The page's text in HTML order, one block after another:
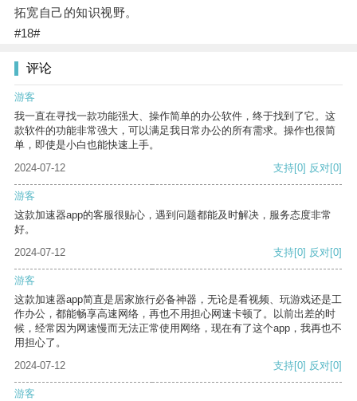
拓宽自己的知识视野。
#18#
评论
游客
我一直在寻找一款功能强大、操作简单的办公软件，终于找到了它。这
款软件的功能非常强大，可以满足我日常办公的所有需求。操作也很简
单，即使是小白也能快速上手。
2024-07-12
支持[0] 反对[0]
游客
这款加速器app的客服很贴心，遇到问题都能及时解决，服务态度非常
好。
2024-07-12
支持[0] 反对[0]
游客
这款加速器app简直是居家旅行必备神器，无论是看视频、玩游戏还是工
作办公，都能畅享高速网络，再也不用担心网速卡顿了。以前出差的时
候，经常因为网速慢而无法正常使用网络，现在有了这个app，我再也不
用担心了。
2024-07-12
支持[0] 反对[0]
游客